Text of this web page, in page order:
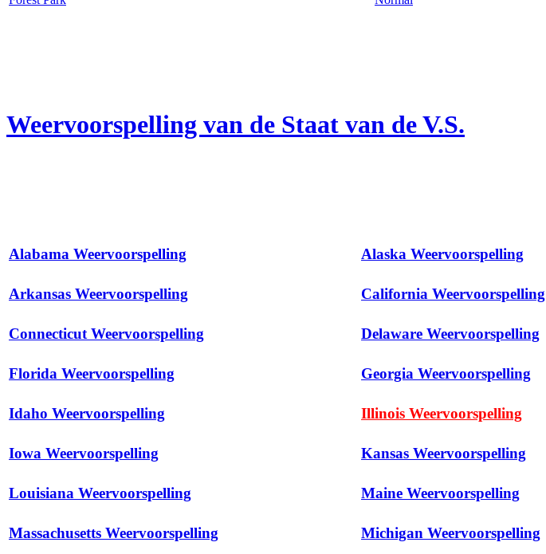
Weervoorspelling van de Staat van de V.S.
Alabama Weervoorspelling Alaska Weervoorspelling
Arkansas Weervoorspelling California Weervoorspelling
Connecticut Weervoorspelling Delaware Weervoorspelling
Florida Weervoorspelling Georgia Weervoorspelling
Idaho Weervoorspelling Illinois Weervoorspelling
Iowa Weervoorspelling Kansas Weervoorspelling
Louisiana Weervoorspelling Maine Weervoorspelling
Massachusetts Weervoorspelling Michigan Weervoorspelling